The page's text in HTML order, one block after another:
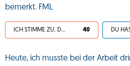
bemerkt. FML
ICH STIMME ZU, DEIN LEBEN IST SCHEISSE 40
Heute, ich musste bei der Arbeit